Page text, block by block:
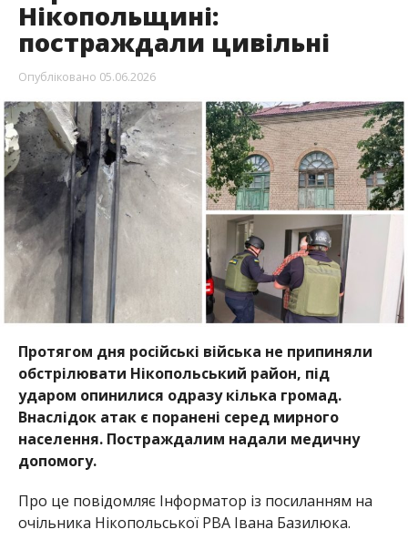
Протягом дня російські війська не припиняли
обстрілювати Нікопольський район, під
ударом опинилися одразу кілька громад.
Внаслідок атак є поранені серед мирного
населення. Постраждалим надали медичну
допомогу.
Про це повідомляє Інформатор із посиланням на
очільника Нікопольської РВА Івана Базилюка.
4 червня під ворожим вогнем перебували
Нікополь, а також Марганецька,
Червоногригорівська, Покровська та Мирівська
громади. Найбільше постраждали люди у
Покровській сільській громаді — там поранення
отримали 73-річний чоловік та 54-річна жінка. Ще
одну людину травмовано у Нікополі. Усі
постраждалі лікуватимуться амбулаторно.